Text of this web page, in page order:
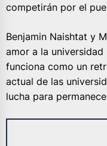
competirán por el
Benjamin Naishtat y
amor a la
funciona como un
actual de las
lucha para